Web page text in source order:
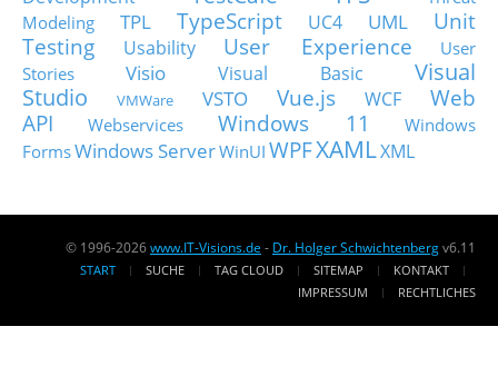
Modeling
TPL TypeScript UC4 UML
Unit
Testing
Usability User Experience
User
Stories
Visio Visual Basic
Visual
Studio
VMWare VSTO Vue.js WCF
Web
API
Webservices Windows 11
Windows
FormsWindows ServerWinUI WPFXAMLXML
© 1996-2026www.IT-Visions.de - Dr. Holger Schwichtenbergv6.11
START SUCHE TAG CLOUD SITEMAP
KONTAKT
IMPRESSUM
RECHTLICHES